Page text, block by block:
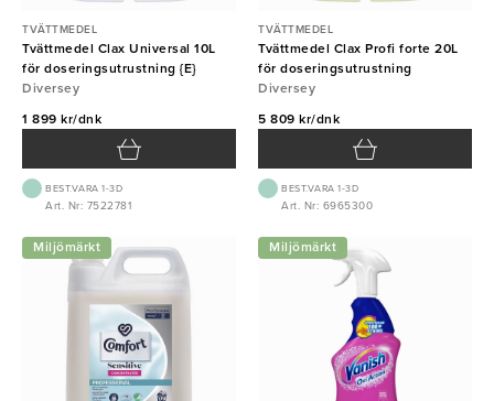
TVÄTTMEDEL
Tvättmedel Clax Universal 10L
för doseringsutrustning {E}
Diversey
1 899 kr/dnk
BEST.VARA 1-3D
Art. Nr: 7522781
TVÄTTMEDEL
Tvättmedel Clax Profi forte 20L
för doseringsutrustning
Diversey
5 809 kr/dnk
BEST.VARA 1-3D
Art. Nr: 6965300
Miljömärkt Miljömärkt